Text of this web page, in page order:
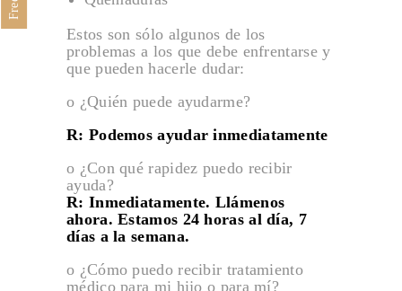
Derechos Civiles
Descargo de responsabilidad y términos
LESIONES EN CUIDADO DE NIÑOS Y GUARDERÍA
LESIONES PERSONALES
LESIONES PERSONALES
Lesiones Personales en Accidentes de Acera
Estos son sólo algunos de los
problemas a los que debe enfrentarse y
que pueden hacerle dudar:
o ¿Quién puede ayudarme?
R: Podemos ayudar inmediatamente
o ¿Con qué rapidez puedo recibir
ayuda?
R: Inmediatamente. Llámenos
ahora. Estamos 24 horas al día, 7
días a la semana.
o ¿Cómo puedo recibir tratamiento
médico para mi hijo o para mí?